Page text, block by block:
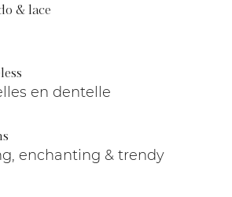
& lace
en dentelle
enchanting & trendy